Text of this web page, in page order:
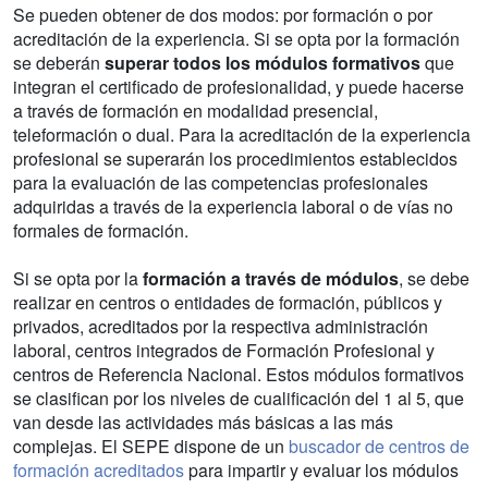
Se pueden obtener de dos modos: por formación o por
acreditación de la experiencia. Si se opta por la formación
se deberán superar todos los módulos formativosque
integran el certificado de profesionalidad, y puede hacerse
a través de formación en modalidad presencial,
teleformación o dual. Para la acreditación de la experiencia
profesional se superarán los procedimientos establecidos
para la evaluación de las competencias profesionales
adquiridas a través de la experiencia laboral o de vías no
formales de formación.
Si se opta por laformación a través de módulos, se debe
realizar en centros o entidades de formación, públicos y
privados, acreditados por la respectiva administración
laboral, centros integrados de Formación Profesional y
centros de Referencia Nacional. Estos módulos formativos
se clasifican por los niveles de cualificación del 1 al 5, que
van desde las actividades más básicas a las más
complejas. El SEPE dispone de un buscador de centros de
formación acreditadospara impartir y evaluar los módulos